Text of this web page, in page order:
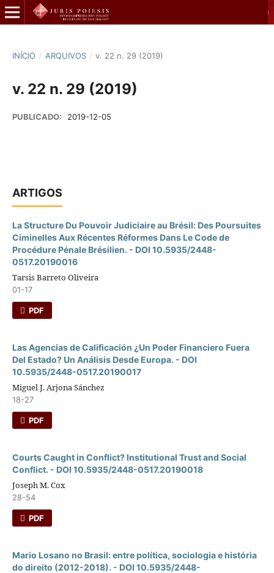
INÍCIO / ARQUIVOS / v. 22 n. 29 (2019)
v. 22 n. 29 (2019)
PUBLICADO: 2019-12-05
ARTIGOS
La Structure Du Pouvoir Judiciaire au Brésil: Des Poursuites
Ciminelles Aux Récentes Réformes Dans Le Code de
Procédure Pénale Brésilien. - DOI 10.5935/2448-
0517.20190016
Tarsis Barreto Oliveira
01-17
PDF
Las Agencias de Calificación ¿Un Poder Financiero Fuera
Del Estado? Un Análisis Desde Europa. - DOI
10.5935/2448-0517.20190017
Miguel J. Arjona Sánchez
18-27
PDF
Courts Caught in Conflict? Institutional Trust and Social
Conflict. - DOI 10.5935/2448-0517.20190018
Joseph M. Cox
28-54
PDF
Mario Losano no Brasil: entre polí­tica, sociologia e história
do direito (2012-2018). - DOI 10.5935/2448-